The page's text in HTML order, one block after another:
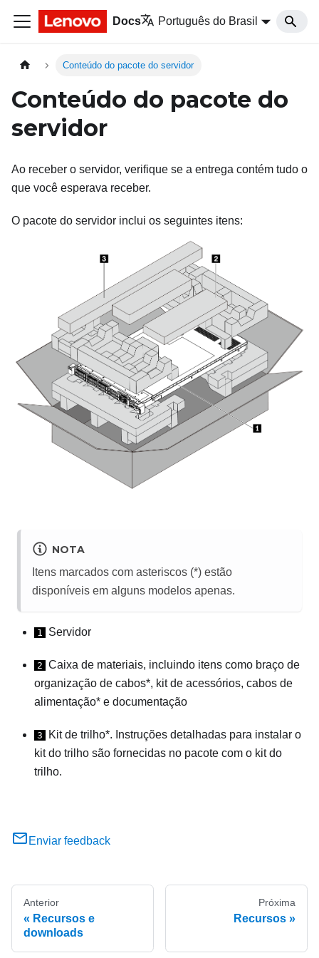
Docs Português do Brasil
Conteúdo do pacote do servidor
Conteúdo do pacote do
servidor
Ao receber o servidor, verifique se a entrega contém tudo o
que você esperava receber.
O pacote do servidor inclui os seguintes itens:
NOTA
Itens marcados com asteriscos (*) estão
disponíveis em alguns modelos apenas.
1 Servidor
2 Caixa de materiais, incluindo itens como braço de
organização de cabos*, kit de acessórios, cabos de
alimentação* e documentação
3
Kit de trilho*. Instruções detalhadas para instalar o
kit do trilho são fornecidas no pacote com o kit do
trilho.
Enviar feedback
Anterior
Recursos e
downloads
Próxima
Recursos